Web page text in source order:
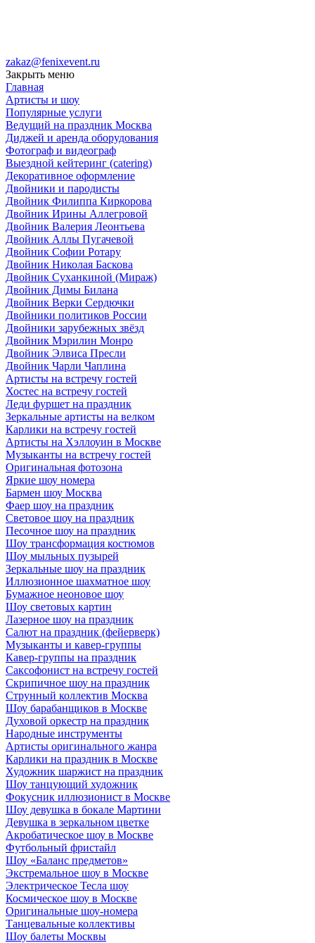
zakaz@fenixevent.ru
Закрыть меню
Главная
Артисты и шоу
Популярные услуги
Ведущий на праздник Москва
Диджей и аренда оборудования
Фотограф и видеограф
Выездной кейтеринг (catering)
Декоративное оформление
Двойники и пародисты
Двойник Филиппа Киркорова
Двойник Ирины Аллегровой
Двойник Валерия Леонтьева
Двойник Аллы Пугачевой
Двойник Софии Ротару
Двойник Николая Баскова
Двойник Суханкиной (Мираж)
Двойник Димы Билана
Двойник Верки Сердючки
Двойники политиков России
Двойники зарубежных звёзд
Двойник Мэрилин Монро
Двойник Элвиса Пресли
Двойник Чарли Чаплина
Артисты на встречу гостей
Хостес на встречу гостей
Леди фуршет на праздник
Зеркальные артисты на велком
Карлики на встречу гостей
Артисты на Хэллоуин в Москве
Музыканты на встречу гостей
Оригинальная фотозона
Яркие шоу номера
Бармен шоу Москва
Фаер шоу на праздник
Световое шоу на праздник
Песочное шоу на праздник
Шоу трансформация костюмов
Шоу мыльных пузырей
Зеркальные шоу на праздник
Иллюзионное шахматное шоу
Бумажное неоновое шоу
Шоу световых картин
Лазерное шоу на праздник
Салют на праздник (фейерверк)
Музыканты и кавер-группы
Кавер-группы на праздник
Саксофонист на встречу гостей
Скрипичное шоу на праздник
Струнный коллектив Москва
Шоу барабанщиков в Москве
Духовой оркестр на праздник
Народные инструменты
Артисты оригинального жанра
Карлики на праздник в Москве
Художник шаржист на праздник
Шоу танцующий художник
Фокусник иллюзионист в Москве
Шоу девушка в бокале Мартини
Девушка в зеркальном цветке
Акробатическое шоу в Москве
Футбольный фристайл
Шоу «Баланс предметов»
Экстремальное шоу в Москве
Электрическое Тесла шоу
Космическое шоу в Москве
Оригинальные шоу-номера
Танцевальные коллективы
Шоу балеты Москвы